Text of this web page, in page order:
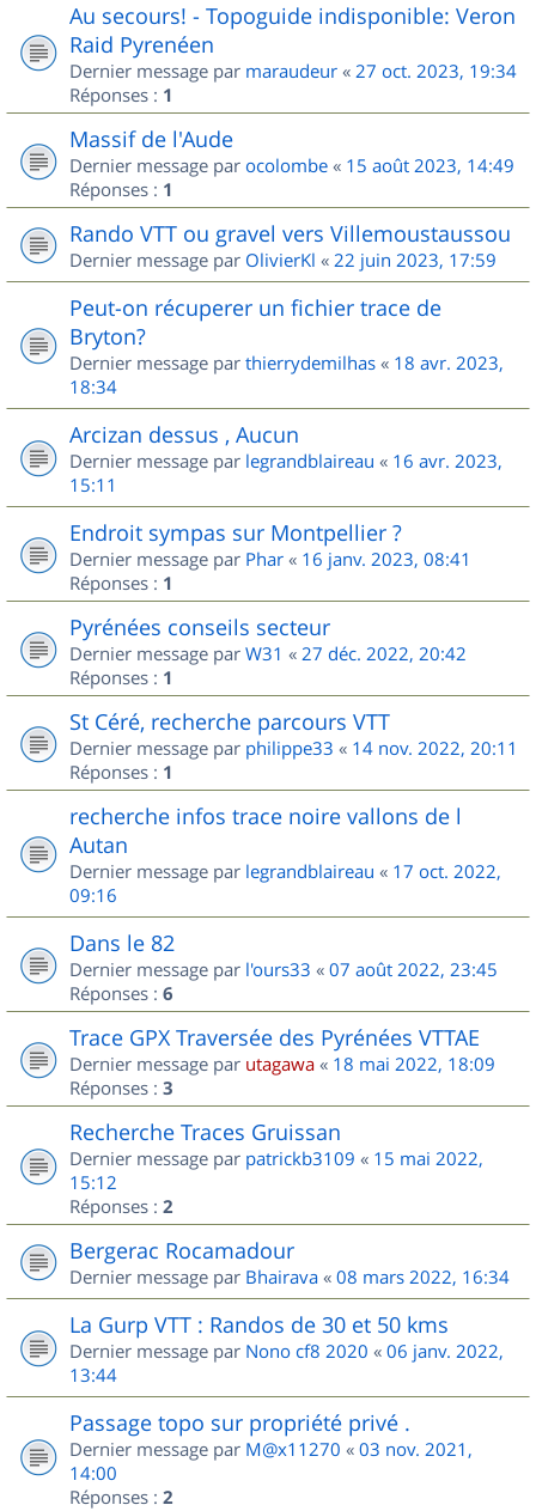
Au secours! - Topoguide indisponible: Veron
Raid Pyrenéen
Dernier message par maraudeur « 27 oct. 2023, 19:34
Réponses : 1
Massif de l'Aude
Dernier message par ocolombe « 15 août 2023, 14:49
Réponses : 1
Rando VTT ou gravel vers Villemoustaussou
Dernier message par OlivierKl « 22 juin 2023, 17:59
Peut-on récuperer un fichier trace de
Bryton?
Dernier message par thierrydemilhas « 18 avr. 2023,
18:34
Arcizan dessus , Aucun
Dernier message par legrandblaireau « 16 avr. 2023,
15:11
Endroit sympas sur Montpellier ?
Dernier message par Phar « 16 janv. 2023, 08:41
Réponses : 1
Pyrénées conseils secteur
Dernier message par W31 « 27 déc. 2022, 20:42
Réponses : 1
St Céré, recherche parcours VTT
Dernier message par philippe33 « 14 nov. 2022, 20:11
Réponses : 1
recherche infos trace noire vallons de l
Autan
Dernier message par legrandblaireau « 17 oct. 2022,
09:16
Dans le 82
Dernier message par l'ours33 « 07 août 2022, 23:45
Réponses : 6
Trace GPX Traversée des Pyrénées VTTAE
Dernier message par utagawa « 18 mai 2022, 18:09
Réponses : 3
Recherche Traces Gruissan
Dernier message par patrickb3109 « 15 mai 2022,
15:12
Réponses : 2
Bergerac Rocamadour
Dernier message par Bhairava « 08 mars 2022, 16:34
La Gurp VTT : Randos de 30 et 50 kms
Dernier message par Nono cf8 2020 « 06 janv. 2022,
13:44
Passage topo sur propriété privé .
Dernier message par M@x11270 « 03 nov. 2021,
14:00
Réponses : 2